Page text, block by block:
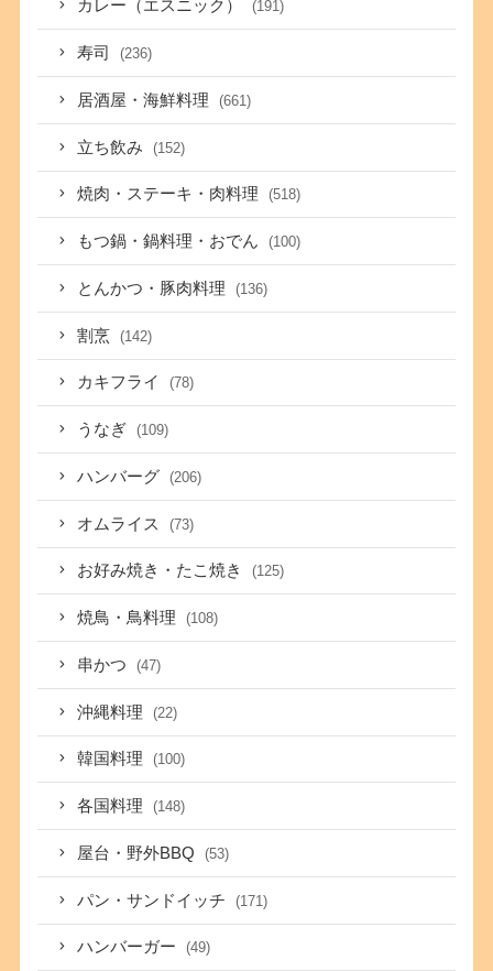
カレー（エスニック） (191)
寿司 (236)
居酒屋・海鮮料理 (661)
立ち飲み (152)
焼肉・ステーキ・肉料理 (518)
もつ鍋・鍋料理・おでん (100)
とんかつ・豚肉料理 (136)
割烹 (142)
カキフライ (78)
うなぎ (109)
ハンバーグ (206)
オムライス (73)
お好み焼き・たこ焼き (125)
焼鳥・鳥料理 (108)
串かつ (47)
沖縄料理 (22)
韓国料理 (100)
各国料理 (148)
屋台・野外BBQ (53)
パン・サンドイッチ (171)
ハンバーガー (49)